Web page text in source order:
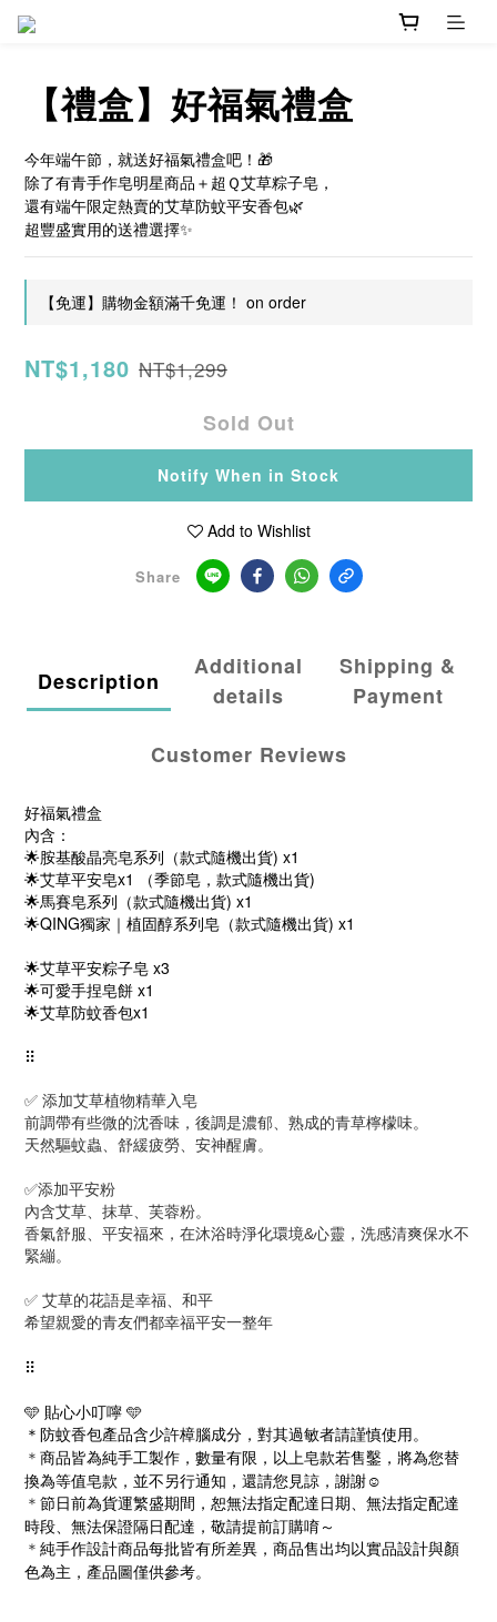
【禮盒】好福氣禮盒
今年端午節，就送好福氣禮盒吧！🎁
除了有青手作皂明星商品＋超Ｑ艾草粽子皂，
還有端午限定熱賣的艾草防蚊平安香包🌿
超豐盛實用的送禮選擇✨
【免運】購物金額滿千免運！ on order
NT$1,180 NT$1,299
Sold Out
Notify When in Stock
Add to Wishlist
Share
Description
Additional
details
Shipping &
Payment
Customer Reviews
好福氣禮盒
內含：
🌟胺基酸晶亮皂系列（款式隨機出貨) x1
🌟艾草平安皂x1
（季節皂，款式隨機出貨)
🌟馬賽皂系列（款式隨機出貨) x1
🌟QING獨家｜植固醇系列皂（款式隨機出貨) x1
🌟艾草平安粽子皂 x3
🌟可愛手捏皂餅 x1
🌟艾草防蚊香包x1
⠿
✅ 添加艾草植物精華入皂
前調帶有些微的沈香味，後調是濃郁、熟成的青草檸檬味。
天然驅蚊蟲、舒緩疲勞、安神醒膚。
✅添加平安粉
內含艾草、抹草、芙蓉粉。
香氣舒服、平安福來，在沐浴時淨化環境&心靈，洗感清爽保水不
緊繃。
✅ 艾草的花語是幸福、和平
希望親愛的青友們都幸福平安一整年
⠿
🩵 貼心小叮嚀 🩵
＊ 防蚊香包產品含少許樟腦成分，對其過敏者請謹慎使用。
＊ 商品皆為純手工製作，數量有限， 以上皂款若售鑿，將為您替
換為等值皂款，並不另行通知，還請您見諒，謝謝☺️
＊ 節日前為貨運繁盛期間，恕無法指定配達日期、無法指定配達
時段、無法保證隔日配達，敬請提前訂購唷～
＊ 純手作設計商品每批皆有所差異，商品售出均以實品設計與顏
色為主，產品圖僅供參考。